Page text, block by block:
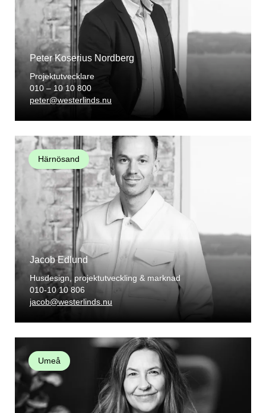
Peter Koserius Nordberg
Projektutvecklare
010 – 10 10 800
peter@westerlinds.nu
Härnösand
Jacob Edlund
Husdesign, projektutveckling & marknad
010-10 10 806
jacob@westerlinds.nu
Umeå